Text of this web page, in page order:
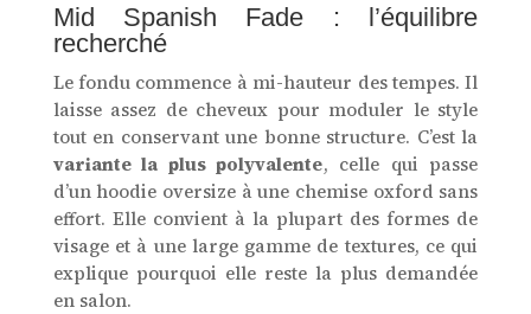
Mid Spanish Fade : l’équilibre
recherché
Le fondu commence à mi-hauteur des tempes. Il
laisse assez de cheveux pour moduler le style
tout en conservant une bonne structure. C’est la
variante la plus polyvalente, celle qui passe
d’un hoodie oversize à une chemise oxford sans
effort. Elle convient à la plupart des formes de
visage et à une large gamme de textures, ce qui
explique pourquoi elle reste la plus demandée
en salon.